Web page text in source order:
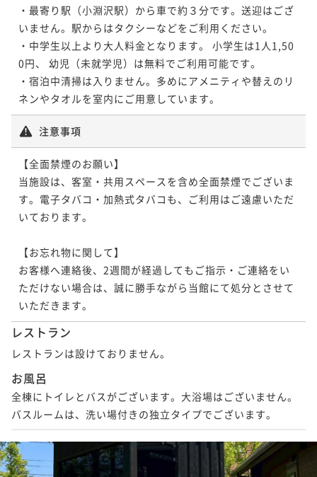
・最寄り駅（小淵沢駅）から車で約３分です。送迎はござ
いません。駅からはタクシーなどをご利用ください。
・中学生以上より大人料金となります。 小学生は1人1,50
0円、 幼児（未就学児）は無料でご利用可能です。
・宿泊中清掃は入りません。多めにアメニティや替えのリ
注意事項
【全面禁煙のお願い】
当施設は、客室・共用スペースを含め全面禁煙でございま
す。電子タバコ・加熱式タバコも、ご利用はご遠慮いただ
いております。
【お忘れ物に関して】
お客様へ連絡後、2週間が経過してもご指示・ご連絡をい
ただけない場合は、誠に勝手ながら当館にて処分とさせて
いただきます。
レストラン
レストランは設けておりません。
お風呂
全棟にトイレとバスがございます。大浴場はございません。
バスルームは、洗い場付きの独立タイプでございます。